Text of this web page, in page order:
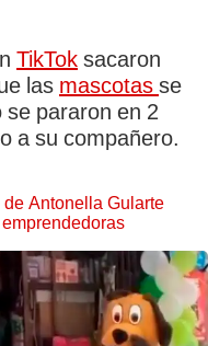
TikTok sacaron
las mascotas se
pararon en 2
a su compañero.
de Antonella Gularte